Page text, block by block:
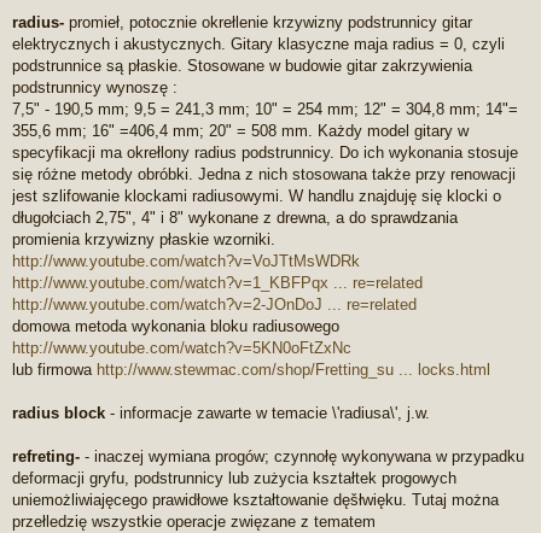
radius- promieł, potocznie okrełlenie krzywizny podstrunnicy gitar
elektrycznych i akustycznych. Gitary klasyczne maja radius = 0, czyli
podstrunnice są płaskie. Stosowane w budowie gitar zakrzywienia
podstrunnicy wynoszę :
7,5" - 190,5 mm; 9,5 = 241,3 mm; 10" = 254 mm; 12" = 304,8 mm; 14"=
355,6 mm; 16" =406,4 mm; 20" = 508 mm. Każdy model gitary w
specyfikacji ma okrełlony radius podstrunnicy. Do ich wykonania stosuje
się różne metody obróbki. Jedna z nich stosowana także przy renowacji
jest szlifowanie klockami radiusowymi. W handlu znajduję się klocki o
długołciach 2,75", 4" i 8" wykonane z drewna, a do sprawdzania
promienia krzywizny płaskie wzorniki.
http://www.youtube.com/watch?v=VoJTtMsWDRk
http://www.youtube.com/watch?v=1_KBFPqx ... re=related
http://www.youtube.com/watch?v=2-JOnDoJ ... re=related
domowa metoda wykonania bloku radiusowego
http://www.youtube.com/watch?v=5KN0oFtZxNc
lub firmowa http://www.stewmac.com/shop/Fretting_su ... locks.html
radius block - informacje zawarte w temacie \'radiusa\', j.w.
refreting- - inaczej wymiana progów; czynnołę wykonywana w przypadku
deformacji gryfu, podstrunnicy lub zużycia kształtek progowych
uniemożliwiajęcego prawidłowe kształtowanie dęšłwięku. Tutaj można
przełledzię wszystkie operacje zwięzane z tematem